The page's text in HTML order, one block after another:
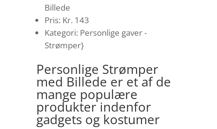
Billede
Pris: Kr. 143
Kategori: Personlige gaver -
Strømper}
Personlige Strømper
med Billede er et af de
mange populære
produkter indenfor
gadgets og kostumer